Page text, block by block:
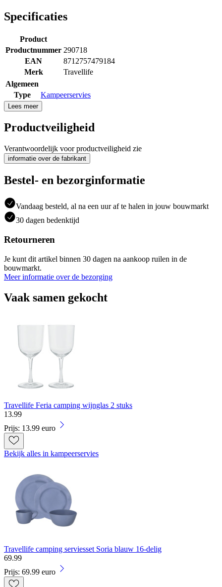
Specificaties
Product
Productnummer 290718
EAN
8712757479184
Merk
Travellife
Algemeen
Type
Kampeerservies
Lees meer
Productveiligheid
Verantwoordelijk voor productveiligheid zie
informatie over de fabrikant
Bestel- en bezorginformatie
Vandaag besteld, al na een uur af te halen in jouw bouwmarkt
30 dagen bedenktijd
Retourneren
Je kunt dit artikel binnen 30 dagen na aankoop ruilen in de
bouwmarkt.
Meer informatie over de bezorging
Vaak samen gekocht
Travellife Feria camping wijnglas 2 stuks
13.99
Prijs: 13.99 euro
Bekijk alles in kampeerservies
Travellife camping serviesset Soria blauw 16-delig
69.99
Prijs: 69.99 euro